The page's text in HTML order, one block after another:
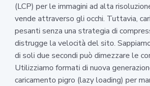
(LCP) per le immagini ad alta
vende attraverso gli occhi. Tuttavia,
pesanti senza una strategia di
distrugge la velocità del sito.
di soli due secondi può dimezzare le
Utilizziamo formati di nuova
caricamento pigro (lazy loading) per